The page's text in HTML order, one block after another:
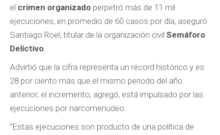
el crimen organizado perpetró más de 11 mil
ejecuciones, en promedio de 60 casos por día, aseguró
Santiago Roel, titular de la organización civil Semáforo
Delictivo.
Advirtió que la cifra representa un récord histórico y es
28 por ciento más que el mismo periodo del año
anterior; el incremento, agregó, está impulsado por las
ejecuciones por narcomenudeo.
“Estas ejecuciones son producto de una política de